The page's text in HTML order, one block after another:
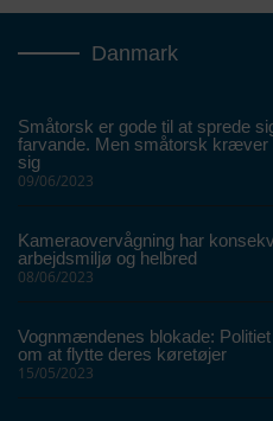
Danmark
Småtorsk er gode til at sprede
farvande. Men småtorsk kræver
sig
09/06/2023
Kameraovervågning har
arbejdsmiljø og helbred
08/06/2023
Vognmændenes blokade:
om at flytte deres køretøjer
15/05/2023